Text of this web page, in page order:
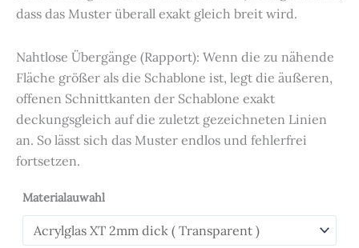
dass das Muster überall exakt gleich breit wird.
Nahtlose Übergänge (Rapport): Wenn die zu nähende
Fläche größer als die Schablone ist, legt die äußeren,
offenen Schnittkanten der Schablone exakt
deckungsgleich auf die zuletzt gezeichneten Linien
an. So lässt sich das Muster endlos und fehlerfrei
fortsetzen.
Materialauwahl